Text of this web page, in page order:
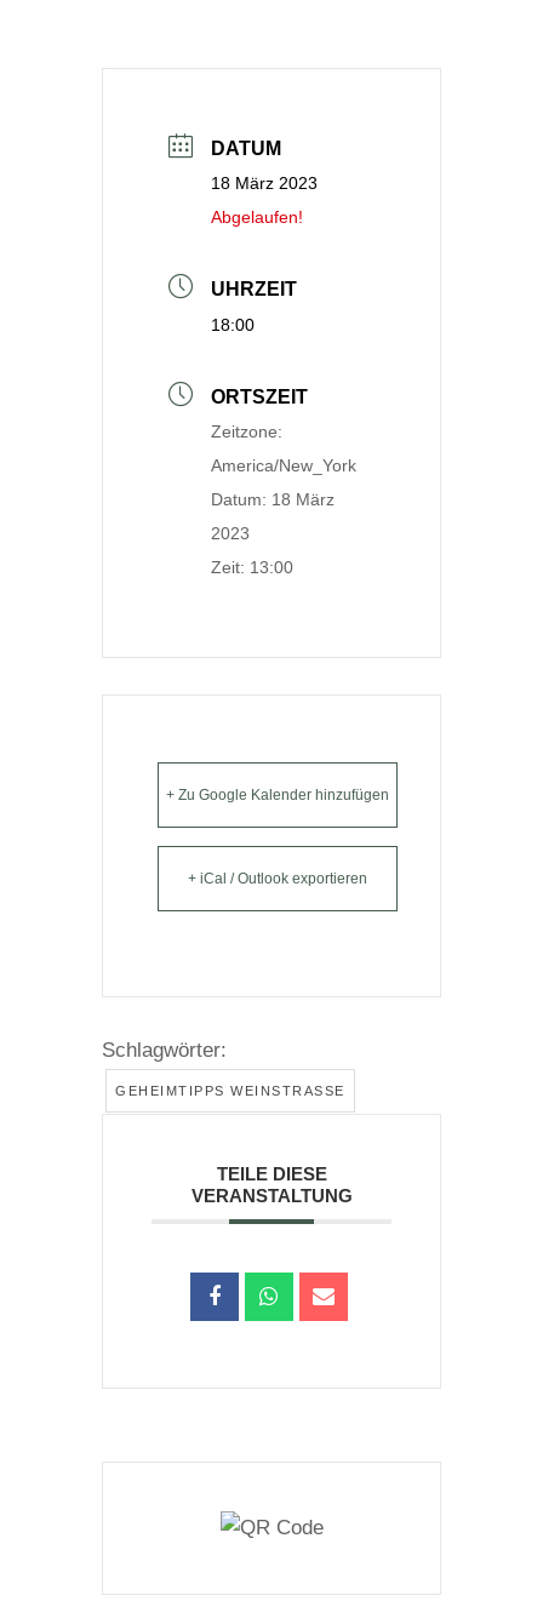
DATUM
18 März 2023
Abgelaufen!
UHRZEIT
18:00
ORTSZEIT
Zeitzone:
America/New_York
Datum: 18 März
2023
Zeit: 13:00
+ Zu Google Kalender hinzufügen
+ iCal / Outlook exportieren
Schlagwörter:
GEHEIMTIPPS WEINSTRASSE
TEILE DIESE
VERANSTALTUNG